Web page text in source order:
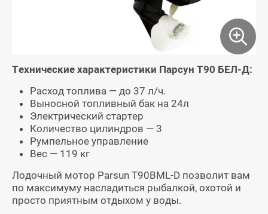
Технические характеристики Парсун Т90 БЕЛ-Д:
Расход топлива — до 37 л/ч.
Выносной топливный бак на 24л
Электрический стартер
Количество цилиндров — 3
Румпельное управление
Вес — 119 кг
Лодочный мотор Parsun T90BML-D позволит вам
по максимуму насладиться рыбалкой, охотой и
просто приятным отдыхом у воды.